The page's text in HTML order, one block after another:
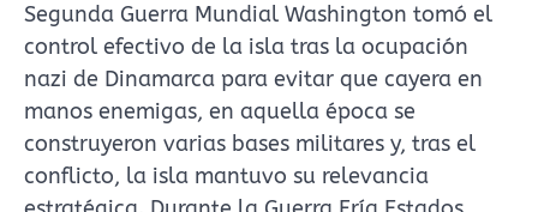
Segunda Guerra Mundial Washington tomó el
control efectivo de la isla tras la ocupación
nazi de Dinamarca para evitar que cayera en
manos enemigas, en aquella época se
construyeron varias bases militares y, tras el
conflicto, la isla mantuvo su relevancia